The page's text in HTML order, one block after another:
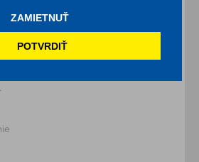
ZAMIETNUŤ
POTVRDIŤ